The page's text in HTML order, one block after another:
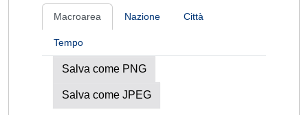
Macroarea Nazione Città
Tempo
Salva come PNG
Salva come JPEG